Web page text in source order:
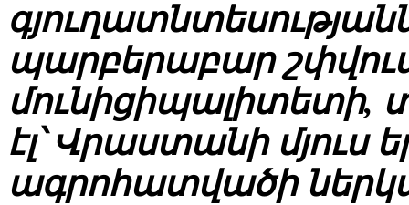
պարբերաբար
մունիցիպալիտետի,
էլ՝ Վրաստանի մյուս
ագրոհատվածի